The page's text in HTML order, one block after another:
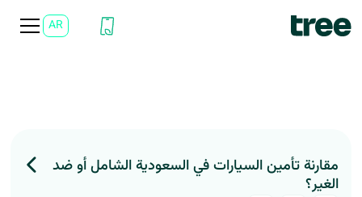
AR
مقارنة تأمين السيارات في السعودية الشامل أو ضد
الغير؟